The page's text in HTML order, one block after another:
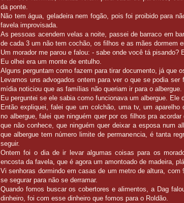
da ponte.
Não tem água, geladeira nem fogão, pois foi proibido para
favela improvisada.
As pessoas acendem velas a noite, passei de barraco em
de cada 3 um não tem cochão, os filhos e as mães dormem
Um morador me parou e falou: - sabe onde você tá pisando?
Eu olhei era um monte de entulho.
Alguns perguntam como fazem para tirar documento, já que
Levamos uns advogados ontem para ver o que se podia
mídia noticiou que as famílias não queriam ir para o albergue.
Eu perguntei se ele sabia como funcionava um albergue. Ele
Então expliquei, falei que um colchão, uma tv, um aparelho
no albergue, falei que ninguém quer por os filhos pra
que não conhece, que ninguém quer deixar a esposa num
que albergue tem número limite de permanencia, é tanta
seguir.
Ontem foi o dia de ir levar algumas coisas para os
encosta da favela, que é agora um amontoado de madeira,
Vi senhoras dormindo em casas de um metro de altura, com
se segurar para não se derramar.
Quando fomos buscar os cobertores e alimentos, a Dag
dinheiro, foi com esse dinheiro que fomos para o Roldão.